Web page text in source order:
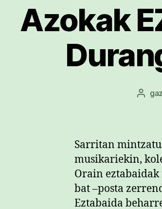
Azokak
Sarritan
musikariekin,
Orain
bat –posta
Eztabaida